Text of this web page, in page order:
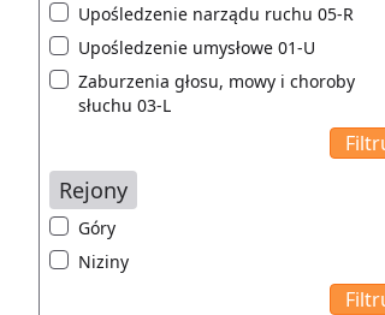
Upośledzenie narządu ruchu 05-R
Upośledzenie umysłowe 01-U
Zaburzenia głosu, mowy i choroby
słuchu 03-L
Rejony
Góry
Niziny